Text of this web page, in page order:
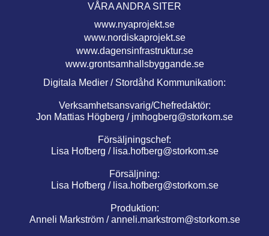
VÅRA ANDRA SITER
www.nyaprojekt.se
www.nordiskaprojekt.se
www.dagensinfrastruktur.se
www.grontsamhallsbyggande.se
Digitala Medier / Stordåhd Kommunikation:
Verksamhetsansvarig/Chefredaktör:
Jon Mattias Högberg / jmhogberg@storkom.se
Försäljningschef:
Lisa Hofberg / lisa.hofberg@storkom.se
Försäljning:
Lisa Hofberg / lisa.hofberg@storkom.se
Produktion:
Anneli Markström /anneli.markstrom@storkom.se